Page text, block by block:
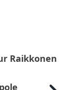
Raikkonen